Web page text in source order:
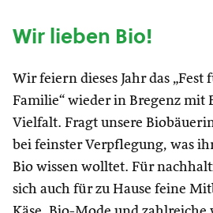
Wir lieben Bio!
Wir feiern dieses Jahr das „Fest
Familie“ wieder in Bregenz mit
Vielfalt. Fragt unsere
bei feinster Verpflegung, was
Bio wissen wolltet. Für
sich auch für zu Hause feine